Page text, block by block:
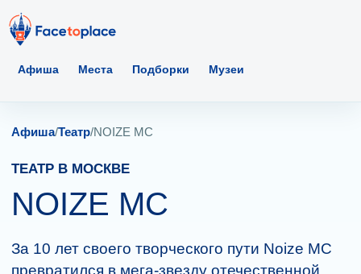
Афиша Места Подборки Музеи
Афиша/Театр/NOIZE MC
ТЕАТР В МОСКВЕ
NOIZE MC
За 10 лет своего творческого пути Noize MC
превратился в мега-звезду отечественной